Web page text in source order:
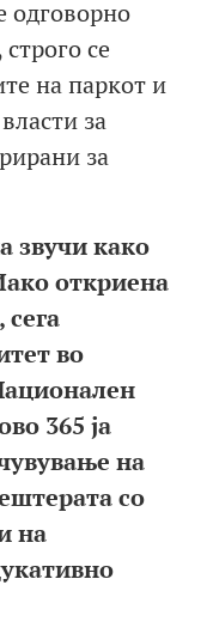
одговорно
се
на паркот и
за
за
звучи како
откриена
во
365 ја
на
со
на